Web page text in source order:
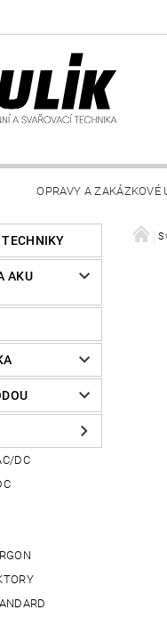
OPRAVY A ZAKÁZKOVÉ
AKU
DC